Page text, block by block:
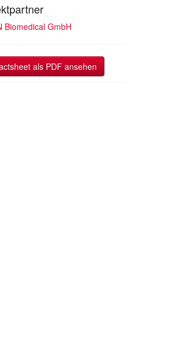
Biomedical GmbH
als PDF ansehen